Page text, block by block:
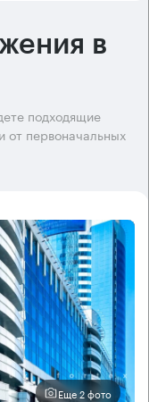
в
подходящие
от первоначальных
Еще 2 фото